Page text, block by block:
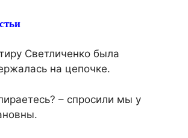
Светличенко была
на цепочке.
– спросили мы у